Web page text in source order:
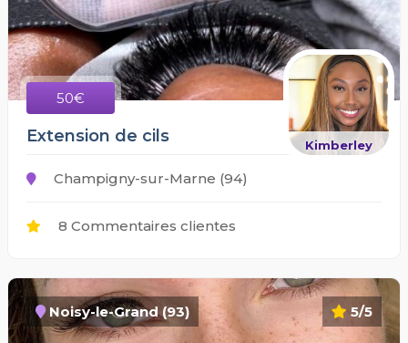
50€
Kimberley
Extension de cils
Champigny-sur-Marne (94)
8 Commentaires clientes
5/5
Noisy-le-Grand (93)